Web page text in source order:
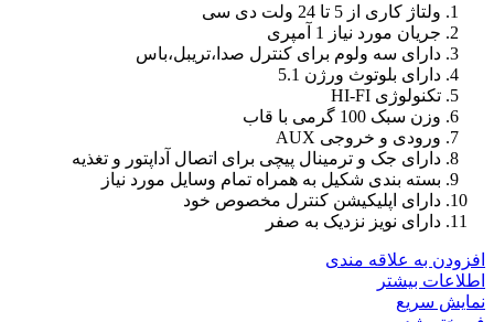
ولتاژ کاری از 5 تا 24 ولت دی سی
جریان مورد نیاز 1 آمپری
دارای سه ولوم برای کنترل صدا،تریبل،باس
دارای بلوتوث ورژن 5.1
تکنولوژی HI-FI
وزن سبک 100 گرمی با قاب
ورودی و خروجی AUX
دارای جک و ترمینال پیچی برای اتصال آداپتور و تغذیه
بسته بندی شکیل به همراه تمام وسایل مورد نیاز
دارای اپلیکیشن کنترل مخصوص خود
دارای نویز نزدیک به صفر
افزودن به علاقه مندی
اطلاعات بیشتر
نمایش سریع